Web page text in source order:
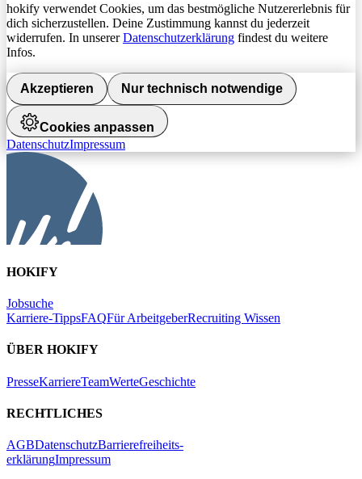
hokify verwendet Cookies, um das bestmögliche Nutzererlebnis für
dich sicherzustellen. Deine Zustimmung kannst du jederzeit
widerrufen. In unsererDatenschutzerklärung findest du weitere
Infos.
Akzeptieren Nur technisch notwendige
Cookies anpassen
DatenschutzImpressum
HOKIFY
Jobsuche
Karriere-TippsFAQFür ArbeitgeberRecruiting Wissen
ÜBER HOKIFY
PresseKarriereTeamWerteGeschichte
RECHTLICHES
AGBDatenschutzBarrierefreiheits-
erklärungImpressum